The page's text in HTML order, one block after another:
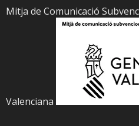
Mitja de Comunicació
Valenciana